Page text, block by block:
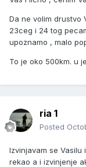
Da ne volim drustvo
23ceg i 24 tog
upoznamo , malo
To je oko 500km. u
ria 1
Posted
Izvinjavam se Vasilu
rekao a i izvinjenje